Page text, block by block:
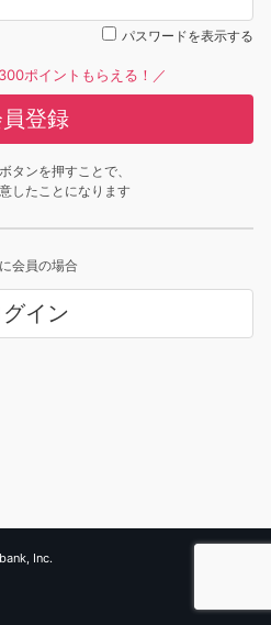
パスワードを表示する
ポイントもらえる！／
登録
タンを押すことで、
したことになります
会員の場合
グイン
Inc.